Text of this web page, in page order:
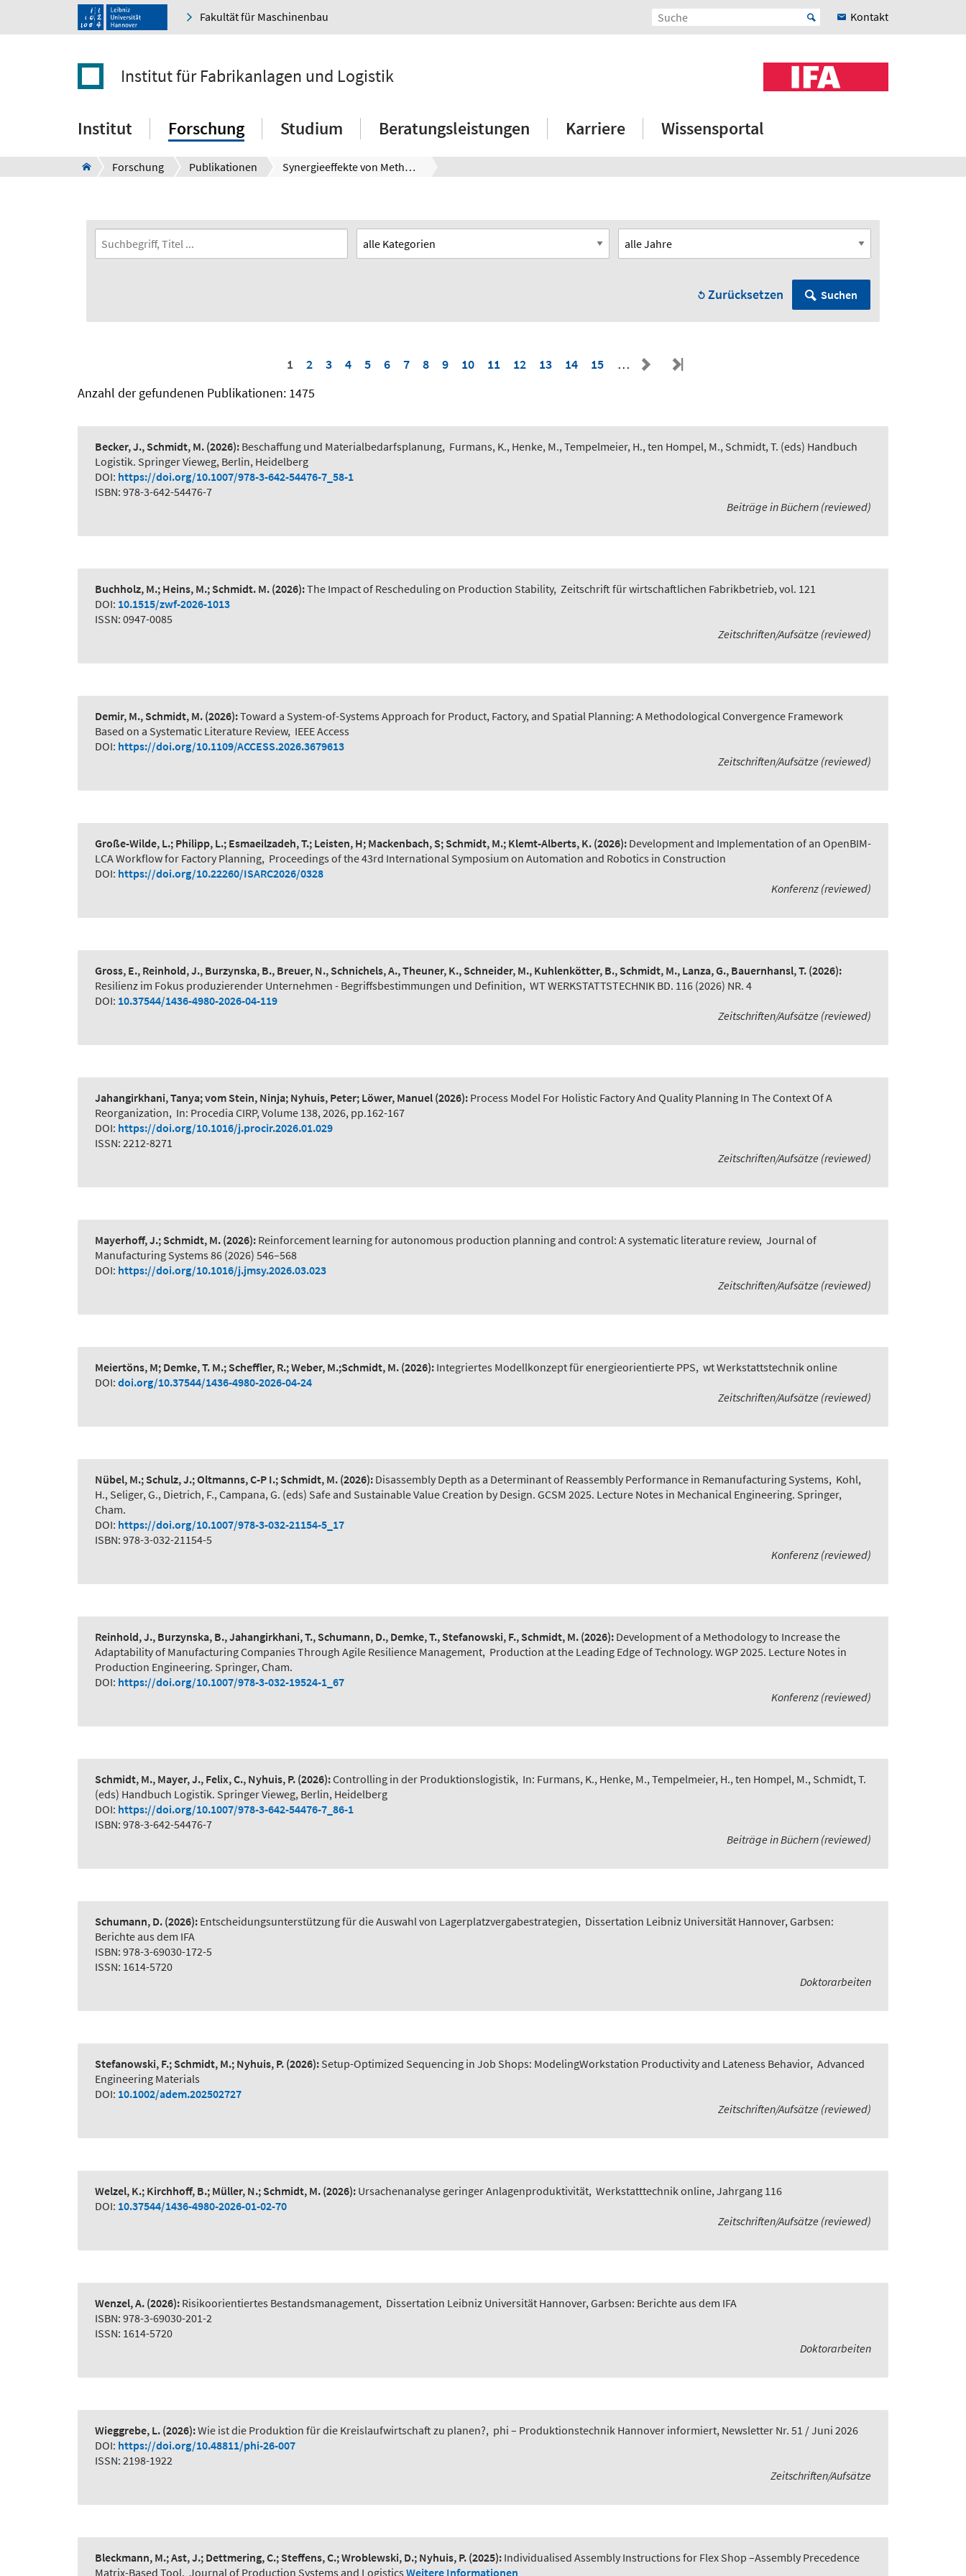
Fakultät für Maschinenbau Kontakt
Institut für Fabrikanlagen und Logistik
Institut Forschung Studium Beratungsleistungen Karriere Wissensportal
Forschung Publikationen Synergieeffekte von Methoden besser nutzen - Ansatz zur prozessverbessernden und kompetenzsteigernden Methodenauswahl in produzierenden KMU
Zurücksetzen Suchen
1 2 3 4 5 6 7 8 9 10 11 12 13 14 15
…
Anzahl der gefundenen Publikationen: 1475
Becker, J., Schmidt, M. (2026): Beschaffung und Materialbedarfsplanung, Furmans, K., Henke, M., Tempelmeier, H., ten Hompel, M., Schmidt, T. (eds) Handbuch
Logistik. Springer Vieweg, Berlin, Heidelberg
DOI: https://doi.org/10.1007/978-3-642-54476-7_58-1
ISBN: 978-3-642-54476-7
Beiträge in Büchern (reviewed)
Buchholz, M.; Heins, M.; Schmidt. M. (2026):The Impact of Rescheduling on Production Stability, Zeitschrift für wirtschaftlichen Fabrikbetrieb, vol. 121
DOI: 10.1515/zwf-2026-1013
ISSN: 0947-0085
Zeitschriften/Aufsätze (reviewed)
Demir, M., Schmidt, M. (2026):Toward a System-of-Systems Approach for Product, Factory, and Spatial Planning: A Methodological Convergence Framework
Based on a Systematic Literature Review, IEEE Access
DOI: https://doi.org/10.1109/ACCESS.2026.3679613
Zeitschriften/Aufsätze (reviewed)
Große-Wilde, L.; Philipp, L.; Esmaeilzadeh, T.; Leisten, H; Mackenbach, S; Schmidt, M.; Klemt-Alberts, K. (2026): Development and Implementation of an OpenBIM-
LCA Workflow for Factory Planning, Proceedings of the 43rd International Symposium on Automation and Robotics in Construction
DOI: https://doi.org/10.22260/ISARC2026/0328
Konferenz (reviewed)
Gross, E., Reinhold, J., Burzynska, B., Breuer, N., Schnichels, A., Theuner, K., Schneider, M., Kuhlenkötter, B., Schmidt, M., Lanza, G., Bauernhansl, T. (2026):
Resilienz im Fokus produzierender Unternehmen - Begriffsbestimmungen und Definition, WT WERKSTATTSTECHNIK BD. 116 (2026) NR. 4
DOI: 10.37544/1436-4980-2026-04-119
Zeitschriften/Aufsätze (reviewed)
Jahangirkhani, Tanya; vom Stein, Ninja; Nyhuis, Peter; Löwer, Manuel (2026): Process Model For Holistic Factory And Quality Planning In The Context Of A
Reorganization, In: Procedia CIRP, Volume 138, 2026, pp.162-167
DOI: https://doi.org/10.1016/j.procir.2026.01.029
ISSN: 2212-8271
Zeitschriften/Aufsätze (reviewed)
Mayerhoff, J.; Schmidt, M. (2026): Reinforcement learning for autonomous production planning and control: A systematic literature review, Journal of
Manufacturing Systems 86 (2026) 546–568
DOI: https://doi.org/10.1016/j.jmsy.2026.03.023
Zeitschriften/Aufsätze (reviewed)
Meiertöns, M; Demke, T. M.; Scheffler, R.; Weber, M.;Schmidt, M. (2026): Integriertes Modellkonzept für energieorientierte PPS, wt Werkstattstechnik online
DOI: doi.org/10.37544/1436-4980-2026-04-24
Zeitschriften/Aufsätze (reviewed)
Nübel, M.; Schulz, J.; Oltmanns, C-P I.; Schmidt, M. (2026): Disassembly Depth as a Determinant of Reassembly Performance in Remanufacturing Systems, Kohl,
H., Seliger, G., Dietrich, F., Campana, G. (eds) Safe and Sustainable Value Creation by Design. GCSM 2025. Lecture Notes in Mechanical Engineering. Springer,
Cham.
DOI: https://doi.org/10.1007/978-3-032-21154-5_17
ISBN: 978-3-032-21154-5
Konferenz (reviewed)
Reinhold, J., Burzynska, B., Jahangirkhani, T., Schumann, D., Demke, T., Stefanowski, F., Schmidt, M. (2026): Development of a Methodology to Increase the
Adaptability of Manufacturing Companies Through Agile Resilience Management, Production at the Leading Edge of Technology. WGP 2025. Lecture Notes in
Production Engineering. Springer, Cham.
DOI: https://doi.org/10.1007/978-3-032-19524-1_67
Konferenz (reviewed)
Schmidt, M., Mayer, J., Felix, C., Nyhuis, P. (2026):Controlling in der Produktionslogistik, In: Furmans, K., Henke, M., Tempelmeier, H., ten Hompel, M., Schmidt, T.
(eds) Handbuch Logistik. Springer Vieweg, Berlin, Heidelberg
DOI: https://doi.org/10.1007/978-3-642-54476-7_86-1
ISBN: 978-3-642-54476-7
Beiträge in Büchern (reviewed)
Schumann, D. (2026): Entscheidungsunterstützung für die Auswahl von Lagerplatzvergabestrategien, Dissertation Leibniz Universität Hannover, Garbsen:
Berichte aus dem IFA
ISBN: 978-3-69030-172-5
ISSN: 1614-5720
Doktorarbeiten
Stefanowski, F.; Schmidt, M.; Nyhuis, P. (2026): Setup-Optimized Sequencing in Job Shops: ModelingWorkstation Productivity and Lateness Behavior, Advanced
Engineering Materials
DOI: 10.1002/adem.202502727
Zeitschriften/Aufsätze (reviewed)
Welzel, K.; Kirchhoff, B.; Müller, N.; Schmidt, M. (2026): Ursachenanalyse geringer Anlagenproduktivität, Werkstatttechnik online, Jahrgang 116
DOI: 10.37544/1436-4980-2026-01-02-70
Zeitschriften/Aufsätze (reviewed)
Wenzel, A. (2026): Risikoorientiertes Bestandsmanagement, Dissertation Leibniz Universität Hannover, Garbsen: Berichte aus dem IFA
ISBN: 978-3-69030-201-2
ISSN: 1614-5720
Doktorarbeiten
Wieggrebe, L. (2026):Wie ist die Produktion für die Kreislaufwirtschaft zu planen?, phi – Produktionstechnik Hannover informiert, Newsletter Nr. 51 / Juni 2026
DOI: https://doi.org/10.48811/phi-26-007
ISSN: 2198-1922
Zeitschriften/Aufsätze
Bleckmann, M.; Ast, J.; Dettmering, C.; Steffens, C.; Wroblewski, D.; Nyhuis, P. (2025): Individualised Assembly Instructions for Flex Shop –Assembly Precedence
Matrix-Based Tool, Journal of Production Systems and Logistics Weitere Informationen